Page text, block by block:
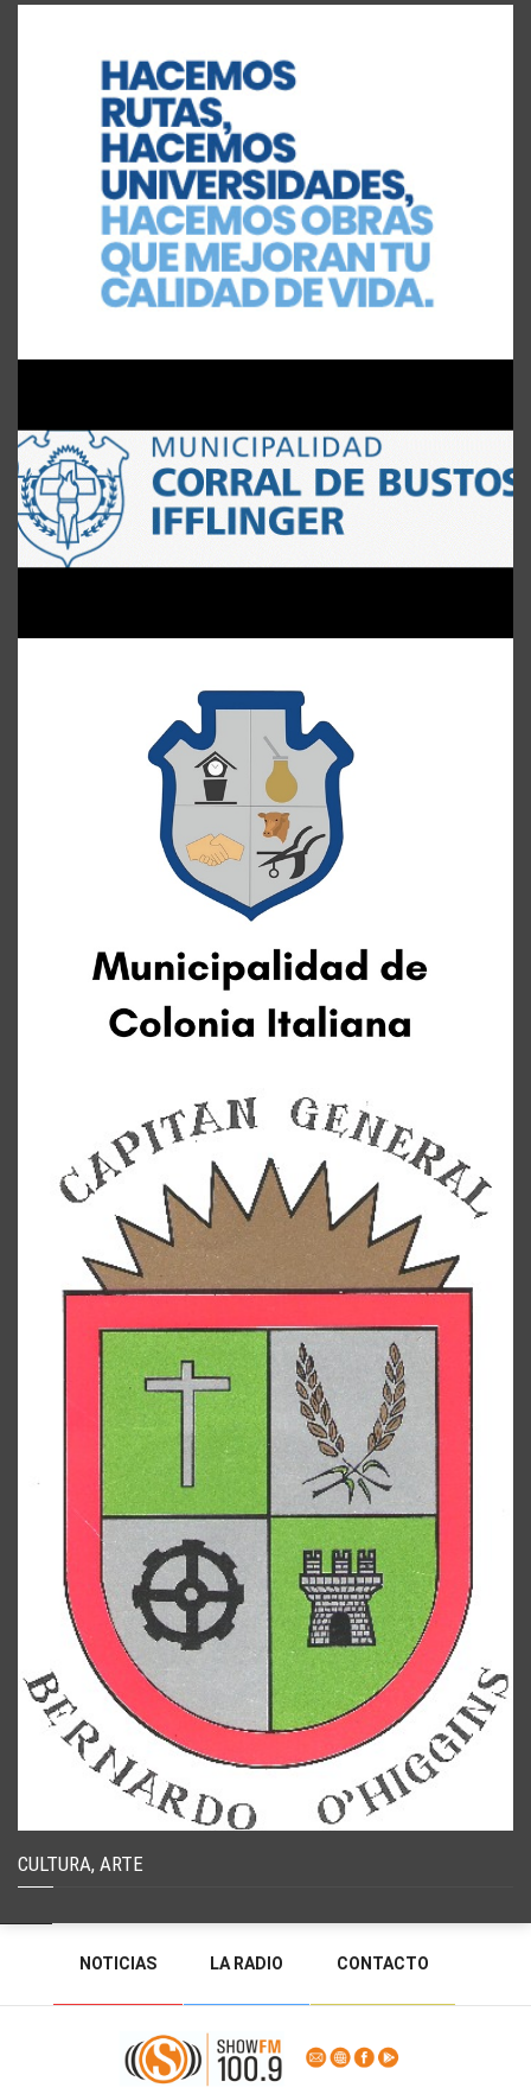
CULTURA, ARTE
NOTICIAS LA RADIO CONTACTO
PROGRAMACIÓN RADIO EN VIVO